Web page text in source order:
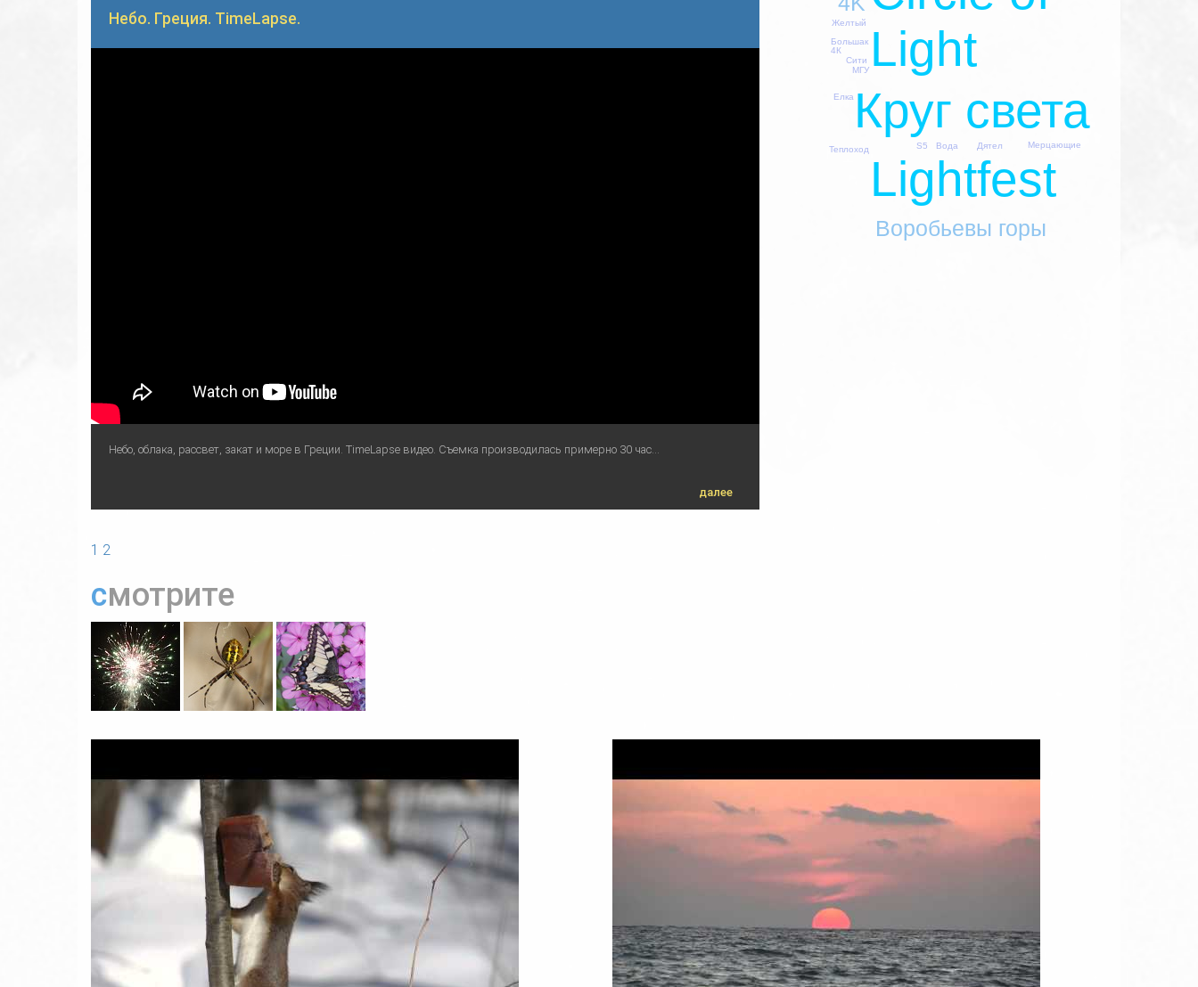
Небо. Греция. TimeLapse.
Небо, облака, рассвет, закат и море в Греции. TimeLapse видео. Съемка производилась примерно 30 час...
далее
1 2
Light
Круг света
Lightfest
Воробьевы горы
Дятел
S5
Большак
МГУ
4К
Вода
Елка
Желтый
Мерцающие
Теплоход
Сити
смотрите